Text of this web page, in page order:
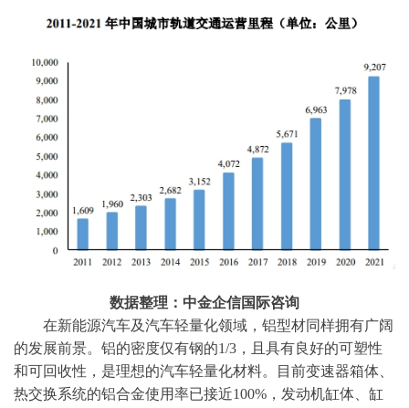
数据整理：中金企信国际咨询
在新能源汽车及汽车轻量化领域，铝型材同样拥有广阔
的发展前景。铝的密度仅有钢的1/3，且具有良好的可塑性
和可回收性，是理想的汽车轻量化材料。目前变速器箱体、
热交换系统的铝合金使用率已接近100%，发动机缸体、缸